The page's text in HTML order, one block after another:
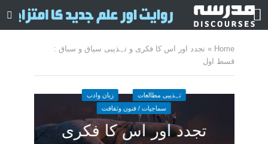
Home
» تجدد اور اس کا فکری و تہذیبی سیاق و سباق :
قسط اول
تہذیبی مطالعات
زبان وادب
سماجیات / فنون وثقافت
تجدد اور اس کا فکری